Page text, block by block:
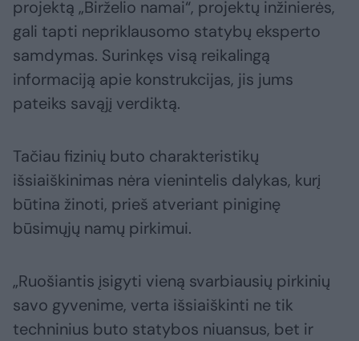
projektą „Birželio namai“, projektų inžinierės,
gali tapti nepriklausomo statybų eksperto
samdymas. Surinkęs visą reikalingą
informaciją apie konstrukcijas, jis jums
pateiks savąjį verdiktą.
Tačiau fizinių buto charakteristikų
išsiaiškinimas nėra vienintelis dalykas, kurį
būtina žinoti, prieš atveriant piniginę
būsimųjų namų pirkimui.
„Ruošiantis įsigyti vieną svarbiausių pirkinių
savo gyvenime, verta išsiaiškinti ne tik
techninius buto statybos niuansus, bet ir